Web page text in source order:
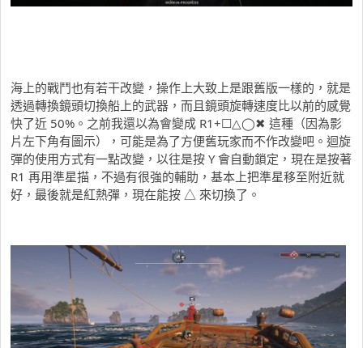
海上的戰鬥也有若干改變，操作上大致上是跟舊版一樣的，就是
透過轉換鏡頭切換船上的武器，而且鏡頭旋轉速度比以前的感覺
快了近 50%。之前我還以為會變成 R1+☐△◯✖ 這種（因為影
片左下角有圖示），可能是為了方便舊玩家而不作改變吧。迴旋
彈的使用方式有一點改變，以往是按 Y 會自動鎖定，現在是按著
R1 再用準星描，不過有很強的輔助，基本上把準星移至附近就
好，最後就是紅熱彈，現在能按 △ 來切換了。